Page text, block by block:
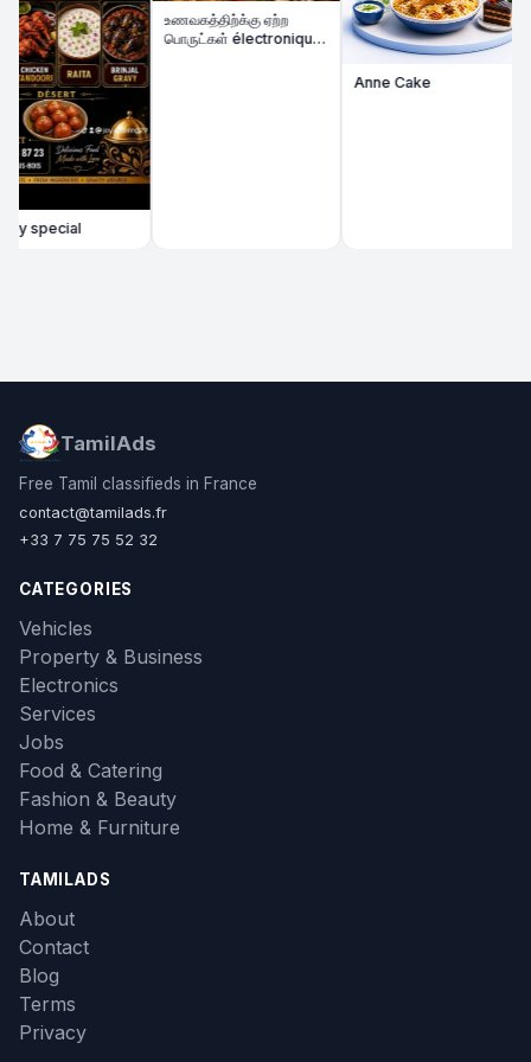
special
உணவகத்திற்க்கு ஏற்ற
பொருட்கள் électronique
விற்பனைக்கு
Anne Cake
TamilAds
Free Tamil classifieds in France
contact@tamilads.fr
+33 7 75 75 52 32
CATEGORIES
Vehicles
Property & Business
Electronics
Services
Jobs
Food & Catering
Fashion & Beauty
Home & Furniture
TAMILADS
About
Contact
Blog
Terms
Privacy